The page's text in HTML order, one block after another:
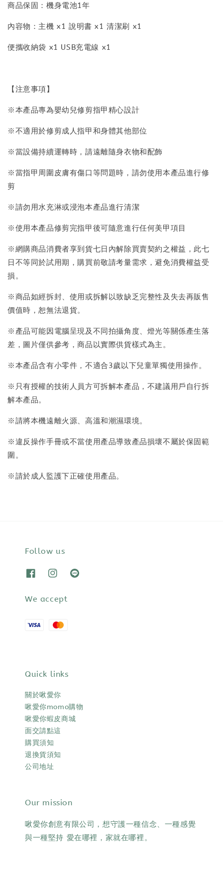
商品保固：機身電池1年
內容物：主機 x1 說明書 x1 清潔刷 x1
便攜收納袋 x1 USB充電線 x1
【注意事項】
※本產品專為嬰幼兒修剪指甲精心設計
※不適用於修剪成人指甲和身體其他部位
※當設備持續運轉時，請遠離隨身衣物和配飾
※當指甲周圍皮膚有傷口等問題時，請勿使用本產品進行修
剪
※請勿用水充淋或浸泡本產品進行清潔
※使用本產品修剪完指甲後可隨意進行任何美甲項目
※網購商品消費者享到貨七日內解除買賣契約之權益，此七
日不等同於試用期，購買前敬請考量需求，避免消費權益受
損。
※商品如經拆封、使用或拆解以致缺乏完整性及失去再販售
價值時，恕無法退貨。
※產品可能因電腦呈現及不同拍攝角度、燈光等關係產生落
差，圖片僅供參考，商品以實際供貨樣式為主。
※本產品含有小零件，不適合3歲以下兒童單獨使用操作。
※只有授權的技術人員方可拆解本產品，不建議用戶自行拆
解本產品。
※請將本機遠離火源、高溫和潮濕環境。
※違反操作手冊或不當使用產品導致產品損壞不屬於保固範
圍。
※請於成人監護下正確使用產品。
Follow us
We accept
Quick links
關於啾愛你
啾愛你momo購物
啾愛你蝦皮商城
面交請點這
購買須知
退換貨須知
公司地址
Our mission
啾愛你創意有限公司，想守護一種信念、一種感覺
與一種堅持 愛在哪裡，家就在哪裡。